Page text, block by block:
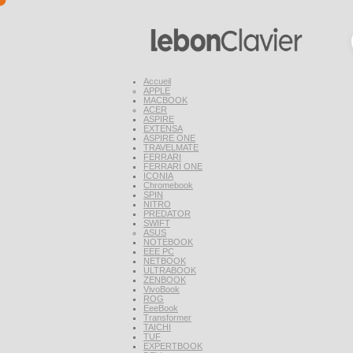
Accueil
APPLE
MACBOOK
ACER
ASPIRE
EXTENSA
ASPIRE ONE
TRAVELMATE
FERRARI
FERRARI ONE
ICONIA
Chromebook
SPIN
NITRO
PREDATOR
SWIFT
ASUS
NOTEBOOK
EEE PC
NETBOOK
ULTRABOOK
ZENBOOK
VivoBook
ROG
EeeBook
Transformer
TAICHI
TUF
EXPERTBOOK